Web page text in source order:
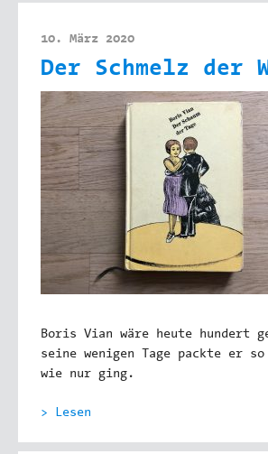
10. März 2020
Der Schmelz der
Boris Vian wäre heute hundert
seine wenigen Tage packte er
wie nur ging.
> Lesen